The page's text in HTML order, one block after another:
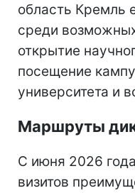
область Кремль
среди
открытие
посещение
университета и
Маршруты
С июня 2026
визитов